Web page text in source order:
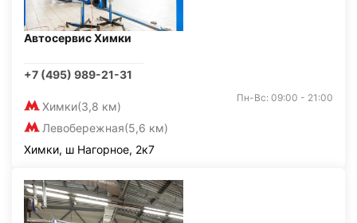
Автосервис Химки
+7 (495) 989-21-31
Химки(3,8 км)
Левобережная(5,6 км)
Пн-Вс: 09:00 - 21:00
Химки, ш Нагорное, 2к7